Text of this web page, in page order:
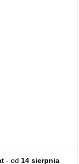
- od 14 sierpnia